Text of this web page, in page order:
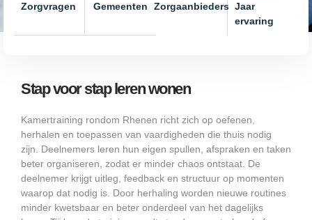
Zorgvragen Gemeenten Zorgaanbieders Jaar
ervaring
Stap voor stap leren wonen
Kamertraining rondom Rhenen richt zich op oefenen,
herhalen en toepassen van vaardigheden die thuis nodig
zijn. Deelnemers leren hun eigen spullen, afspraken en taken
beter organiseren, zodat er minder chaos ontstaat. De
deelnemer krijgt uitleg, feedback en structuur op momenten
waarop dat nodig is. Door herhaling worden nieuwe routines
minder kwetsbaar en beter onderdeel van het dagelijks